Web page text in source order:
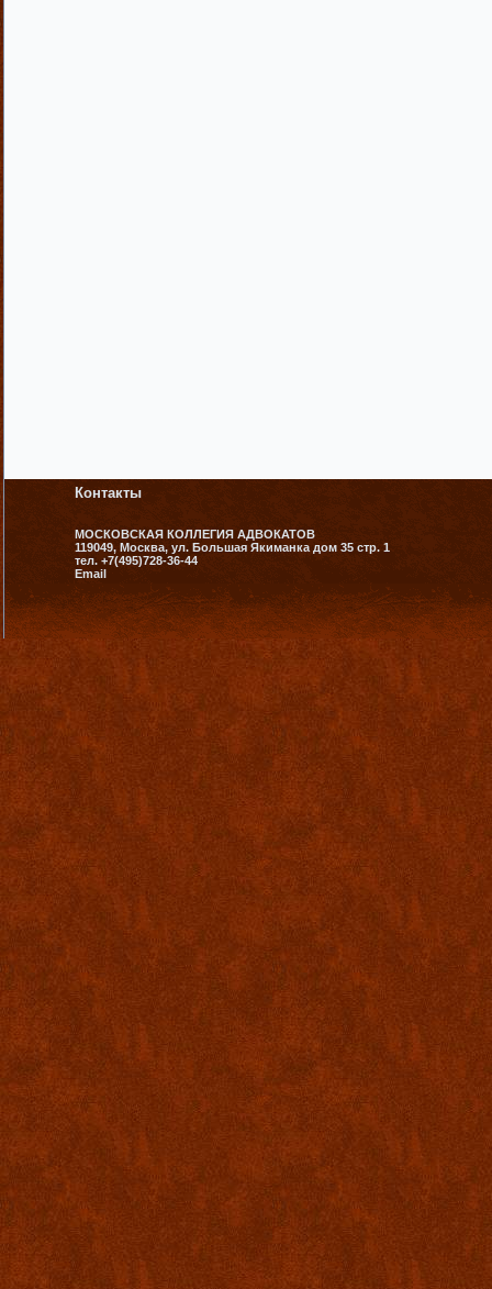
Контакты
МОСКОВСКАЯ КОЛЛЕГИЯ АДВОКАТОВ
119049, Москва, ул. Большая Якиманка дом 35 стр. 1
тел. +7(495)728-36-44
Email